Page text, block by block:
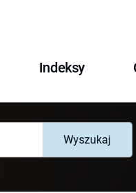
Indeksy
Wyszukaj